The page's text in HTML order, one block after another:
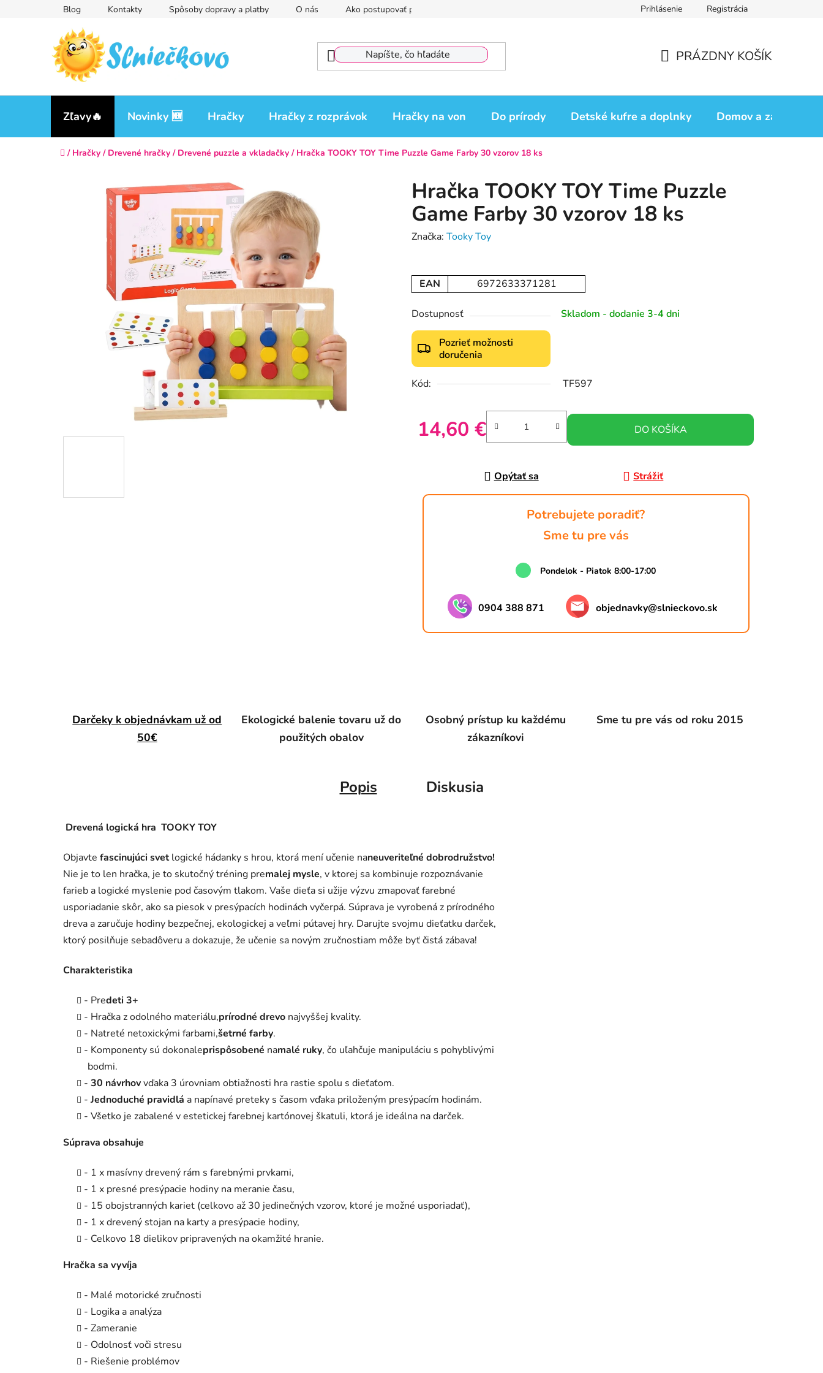
Blog Kontakty Spôsoby dopravy a platby O nás Ako postupovať pri reklamácii Vrátenie tovaru Obchodné podmienky
Prihlásenie Registrácia
KOŠÍK
PRÁZDNY KOŠÍK
Zľavy🔥 Novinky 🆕 Hračky Hračky z rozprávok Hračky na von Do prírody Detské kufre a doplnky Domov a záhrada
Domov
/ Hračky / Drevené hračky / Drevené puzzle a vkladačky / Hračka TOOKY TOY Time Puzzle Game Farby 30 vzorov 18 ks
Hračka TOOKY TOY Time Puzzle
Game Farby 30 vzorov 18 ks
Značka: Tooky Toy
EAN 6972633371281
Dostupnosť Skladom - dodanie 3-4 dni
Pozrieť možnosti
doručenia
Kód: TF597
14,60 € DO KOŠÍKA
Opýtať sa Strážiť
Potrebujete poradiť?
Sme tu pre vás
Pondelok - Piatok 8:00-17:00
0904 388 871 objednavky@slnieckovo.sk
Darčeky k objednávkam už od
50€
Ekologické balenie tovaru už do
použitých obalov
Osobný prístup ku každému
zákazníkovi
Sme tu pre vás od roku 2015
Popis Diskusia
Drevená logická hra TOOKY TOY
Objavte fascinujúci svetlogické hádanky s hrou, ktorá mení učenie naneuveriteľné dobrodružstvo!
Nie je to len hračka, je to skutočný tréning premalej mysle, v ktorej sa kombinuje rozpoznávanie
farieb a logické myslenie pod časovým tlakom. Vaše dieťa si užije výzvu zmapovať farebné
usporiadanie skôr, ako sa piesok v presýpacích hodinách vyčerpá. Súprava je vyrobená z prírodného
dreva a zaručuje hodiny bezpečnej, ekologickej a veľmi pútavej hry. Darujte svojmu dieťatku darček,
ktorý posilňuje sebadôveru a dokazuje, že učenie sa novým zručnostiam môže byť čistá zábava!
Charakteristika
- Predeti 3+
- Hračka z odolného materiálu,prírodné drevo najvyššej kvality.
- Natreté netoxickými farbami,šetrné farby.
- Komponenty sú dokonaleprispôsobené namalé ruky, čo uľahčuje manipuláciu s pohyblivými
bodmi.
- 30 návrhovvďaka 3 úrovniam obtiažnosti hra rastie spolu s dieťaťom.
- Jednoduché pravidlá a napínavé preteky s časom vďaka priloženým presýpacím hodinám.
- Všetko je zabalené v estetickej farebnej kartónovej škatuli, ktorá je ideálna na darček.
Súprava obsahuje
- 1 x masívny drevený rám s farebnými prvkami,
- 1 x presné presýpacie hodiny na meranie času,
- 15 obojstranných kariet (celkovo až 30 jedinečných vzorov, ktoré je možné usporiadať),
- 1 x drevený stojan na karty a presýpacie hodiny,
- Celkovo 18 dielikov pripravených na okamžité hranie.
Hračka sa vyvíja
- Malé motorické zručnosti
- Logika a analýza
- Zameranie
- Odolnosť voči stresu
- Riešenie problémov